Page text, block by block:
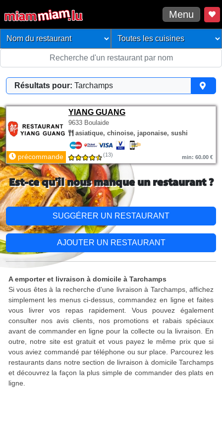
Menu
Résultats pour: Tarchamps
YIANG GUANG
9633 Boulaide
asiatique, chinoise, japonaise, sushi
précommande (13) min: 60.00 €
Est-ce qu'il nous manque un restaurant ?
SUGGÉRER UN RESTAURANT
AJOUTER UN RESTAURANT
A emporter et livraison à domicile à Tarchamps
Si vous êtes à la recherche d'une livraison à Tarchamps, affichez
simplement les menus ci-dessus, commandez en ligne et faites
vous livrer vos repas rapidement. Vous pouvez également
consulter nos avis clients, nos promotions et rabais spéciaux
avant de commander en ligne pour la collecte ou la livraison. En
outre, notre site est gratuit et vous payez le même prix que si
vous aviez commandé par téléphone ou sur place. Parcourez les
restaurants dans notre section de livraison à domicile Tarchamps
et découvrez la façon la plus simple de commander des plats en
ligne.